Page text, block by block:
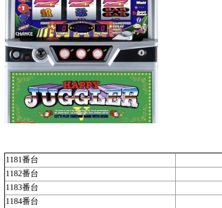
1181番台
1182番台
1183番台
1184番台